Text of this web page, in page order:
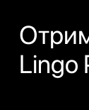
Lingo